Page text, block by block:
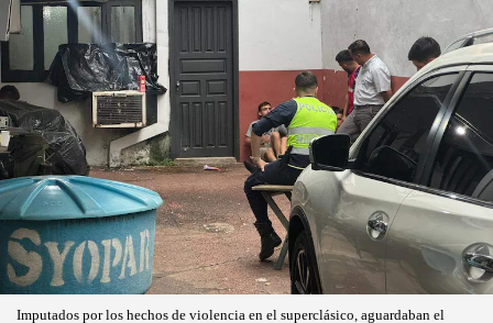
Imputados por los hechos de violencia en el superclásico, aguardaban el